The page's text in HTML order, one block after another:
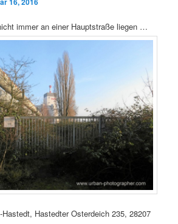
immer an einer Hauptstraße liegen …
Hastedter Osterdeich 235, 28207